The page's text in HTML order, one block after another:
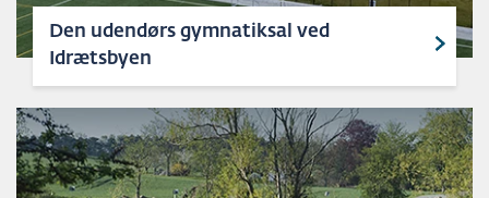
Den udendørs gymnatiksal ved
Idrætsbyen